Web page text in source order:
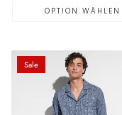
OPTION WÄHLEN
Sale